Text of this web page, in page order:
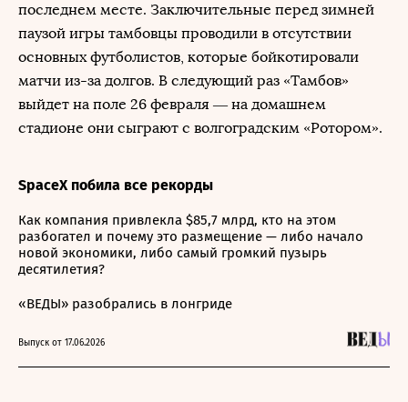
последнем месте. Заключительные перед зимней
паузой игры тамбовцы проводили в отсутствии
основных футболистов, которые бойкотировали
матчи из-за долгов. В следующий раз «Тамбов»
выйдет на поле 26 февраля — на домашнем
стадионе они сыграют с волгоградским «Ротором».
SpaceX побила все рекорды
Как компания привлекла $85,7 млрд, кто на этом
разбогател и почему это размещение — либо начало
новой экономики, либо самый громкий пузырь
десятилетия?
«ВЕДЫ» разобрались в лонгриде
Выпуск от 17.06.2026